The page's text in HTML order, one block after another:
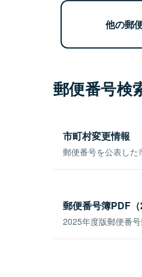
他の郵
郵便番号検
市町村変更情報
郵便番号を公表した
郵便番号簿PDF（
2025年度版郵便番